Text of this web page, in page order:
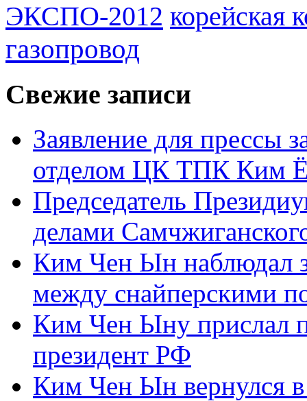
ЭКСПО-2012 корейская
газопровод
Свежие записи
Заявление для прессы
отделом ЦК ТПК Ким
Председатель
делами
Ким Чен Ын наблюдал
между снайперскими
Ким Чен Ыну прислал
президент РФ
Ким Чен Ын вернулся